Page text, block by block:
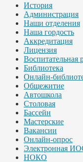
История
Администрация
Наши отделения
Наша гордость
Аккредитация
Лицензия
Воспитательная
Библиотека
Онлайн-
Общежитие
Автошкола
Столовая
Бассейн
Мастерские
Вакансии
Онлайн-опрос
Электронная
НОКО